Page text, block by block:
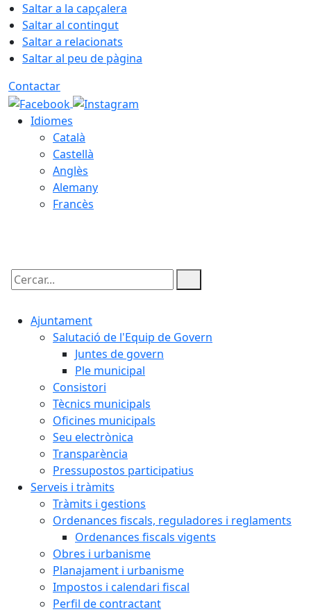
Saltar a la capçalera
Saltar al contingut
Saltar a relacionats
Saltar al peu de pàgina
Contactar
Idiomes
Català
Castellà
Anglès
Alemany
Francès
Cercar:
Ajuntament
Salutació de l'Equip de Govern
Juntes de govern
Ple municipal
Consistori
Tècnics municipals
Oficines municipals
Seu electrònica
Transparència
Pressupostos participatius
Serveis i tràmits
Tràmits i gestions
Ordenances fiscals, reguladores i reglaments
Ordenances fiscals vigents
Obres i urbanisme
Planajament i urbanisme
Impostos i calendari fiscal
Perfil de contractant